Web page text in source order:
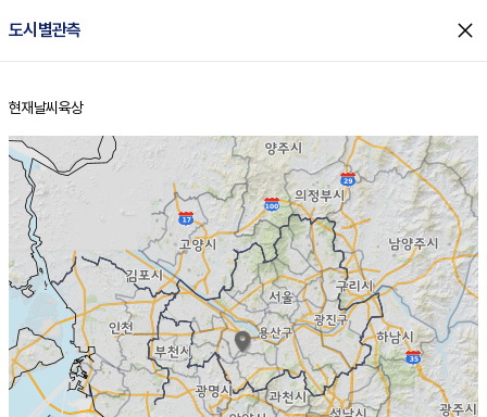
도시별관측 close
홈
현재날씨 육상